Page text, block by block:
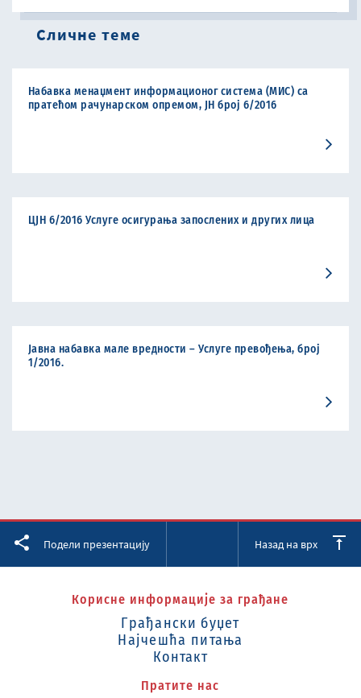
Сличне теме
Набавка менаџмент информационог система (МИС) са
пратећом рачунарском опремом, ЈН број 6/2016
ЦЈН 6/2016 Услуге осигурања запослених и других лица
Јавна набавка мале вредности – Услуге превођења, број
1/2016.
Подели презентацију Назад на врх
Корисне информације за грађане
Грађански буџет
Најчешћа питања
Контакт
Пратите нас